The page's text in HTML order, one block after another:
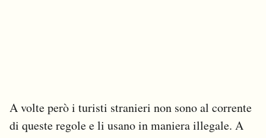
A volte però i turisti stranieri non sono al corrente
di queste regole e li usano in maniera illegale. A